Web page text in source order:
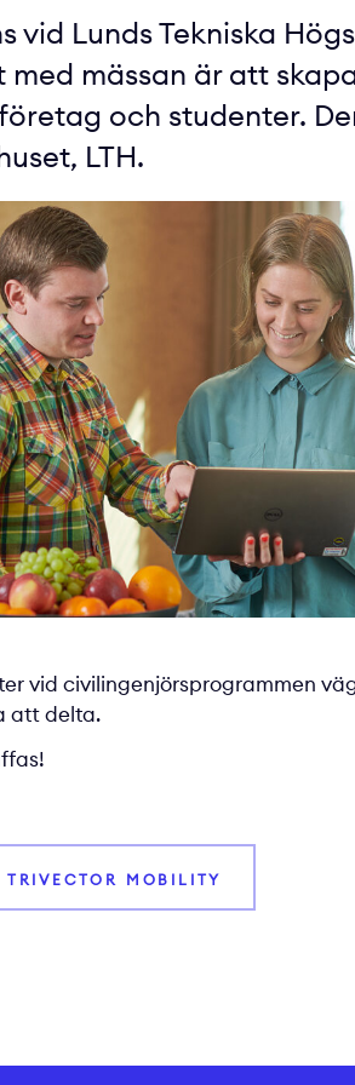
vid Lunds Tekniska
mässan är att
och studenter.
LTH.
vid civilingenjörsprogrammen
att delta.
TRIVECTOR MOBILITY